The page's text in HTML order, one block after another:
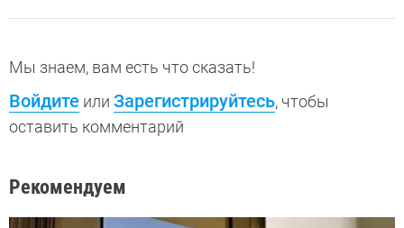
Мы знаем, вам есть что сказать!
Войдите или Зарегистрируйтесь, чтобы
оставить комментарий
Рекомендуем